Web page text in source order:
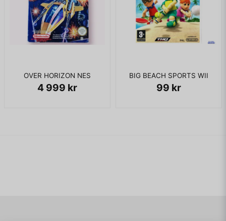
OVER HORIZON NES
4 999 kr
BIG BEACH SPORTS WII
99 kr